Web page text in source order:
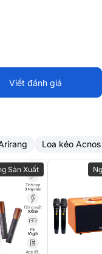
200W
Viết đánh giá
Loa kéo Acnos
Sản Xuất